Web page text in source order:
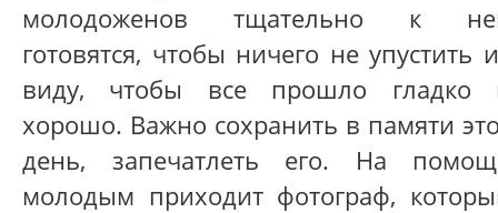
молодоженов тщательно к
готовятся, чтобы ничего не упустить
виду, чтобы все прошло гладко
хорошо. Важно сохранить в памяти
день, запечатлеть его. На
молодым приходит фотограф,